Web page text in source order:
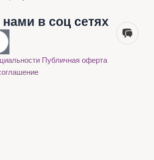
в соц сетях
Публичная оферта